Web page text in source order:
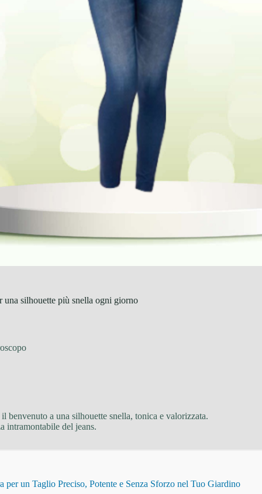
una silhouette più snella ogni giorno
a una silhouette snella, tonica e valorizzata.
intramontabile del jeans.
un Taglio Preciso, Potente e Senza Sforzo nel Tuo Giardino